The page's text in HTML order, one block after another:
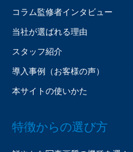
コラム監修者インタビュー
当社が選ばれる理由
スタッフ紹介
導入事例（お客様の声）
本サイトの使いかた
特徴からの選び方